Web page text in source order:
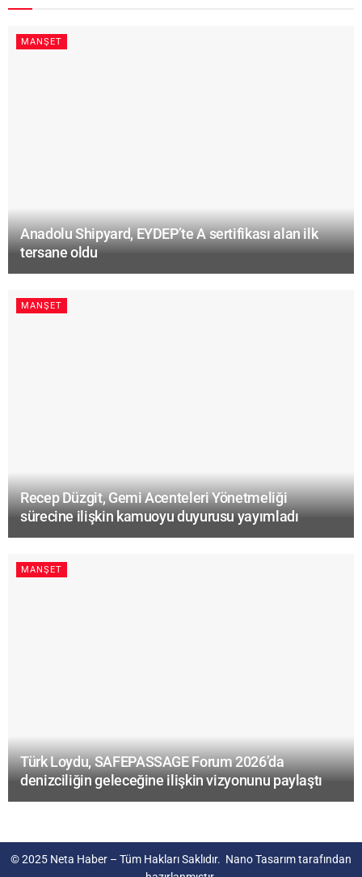
MANŞET
Anadolu Shipyard, EYDEP’te A sertifikası alan ilk
tersane oldu
MANŞET
Recep Düzgit, Gemi Acenteleri Yönetmeliği
sürecine ilişkin kamuoyu duyurusu yayımladı
MANŞET
Türk Loydu, SAFEPASSAGE Forum 2026’da
denizciliğin geleceğine ilişkin vizyonunu paylaştı
© 2025 Neta Haber – Tüm Hakları Saklıdır. Nano Tasarımtarafından